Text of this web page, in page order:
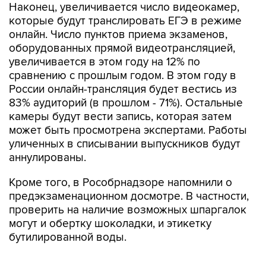
Наконец, увеличивается число видеокамер,
которые будут транслировать ЕГЭ в режиме
онлайн. Число пунктов приема экзаменов,
оборудованных прямой видеотрансляцией,
увеличивается в этом году на 12% по
сравнению с прошлым годом. В этом году в
России онлайн-трансляция будет вестись из
83% аудиторий (в прошлом - 71%). Остальные
камеры будут вести запись, которая затем
может быть просмотрена экспертами. Работы
уличенных в списывании выпускников будут
аннулированы.
Кроме того, в Рособрнадзоре напомнили о
предэкзаменационном досмотре. В частности,
проверить на наличие возможных шпаргалок
могут и обертку шоколадки, и этикетку
бутилированной воды.